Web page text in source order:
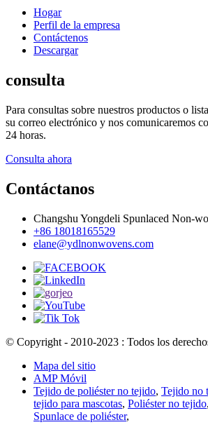
Hogar
Perfil de la empresa
Contáctenos
Descargar
consulta
Para consultas sobre nuestros productos o
su correo electrónico y nos comunicaremos
24 horas.
Consulta ahora
Contáctanos
Changshu Yongdeli Spunlaced Non-
+86 18018165529
elane@ydlnonwovens.com
© Copyright - 2010-2023 : Todos los
Mapa del sitio
AMP Móvil
Tejido de poliéster no tejido, Tejido no
tejido para mascotas, Poliéster no tejido,
Spunlace de poliéster,